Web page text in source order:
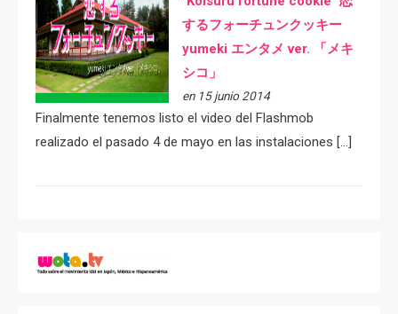
するフォーチュンクッキー
yumeki エンタメ ver. 「メキ
シコ」
en 15 junio 2014
Finalmente tenemos listo el video del Flashmob
realizado el pasado 4 de mayo en las instalaciones […]